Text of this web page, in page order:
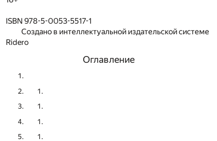
ISBN 978-5-0053-5517-1
Создано в интеллектуальной издательской системе
Ridero
Оглавление